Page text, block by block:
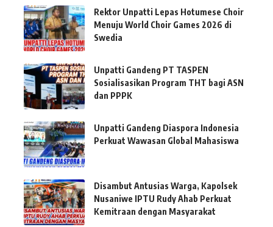
Rektor Unpatti Lepas Hotumese Choir
Menuju World Choir Games 2026 di
Swedia
Unpatti Gandeng PT TASPEN
Sosialisasikan Program THT bagi ASN
dan PPPK
Unpatti Gandeng Diaspora Indonesia
Perkuat Wawasan Global Mahasiswa
Disambut Antusias Warga, Kapolsek
Nusaniwe IPTU Rudy Ahab Perkuat
Kemitraan dengan Masyarakat